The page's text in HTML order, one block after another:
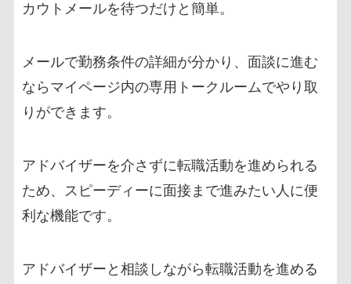
カウトメールを待つだけと簡単。
メールで勤務条件の詳細が分かり、面談に進む
ならマイページ内の専用トークルームでやり取
りができます。
アドバイザーを介さずに転職活動を進められる
ため、スピーディーに面接まで進みたい人に便
利な機能です。
アドバイザーと相談しながら転職活動を進める